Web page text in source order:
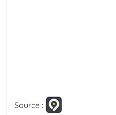
Source :